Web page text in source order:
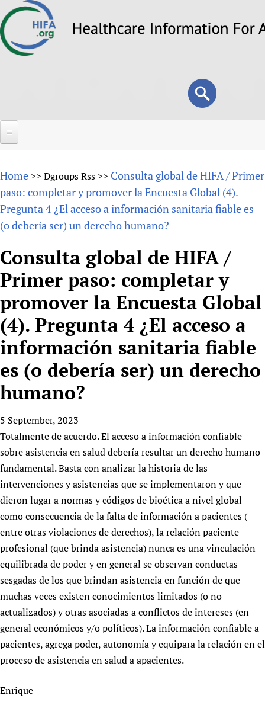
to
Search
form
Search
About
Overview
Why HIFA is needed
Vision and Strategy
HIFA, Universal Health Coverage and Human Rights
HIFA in Official Relations with WHO
Achievements
Testimonials
HIFA Voices database
HIFA & global health CoPs
Publications
Forums
How to use the HIFA forums
CHIFA (child health and rights)
HIFA-French
HIFA-Portuguese
HIFA-Spanish
HIFA-Zambia 2011-2024
New! SPOTLIGHTS
Evidence-informed policy
mHealth
Open access
Substance use disorders
*Sponsorship opportunities
Citizens, Parents and Children
Evidence-Informed Policy and Practice
Library and Information Services
Community Health Workers
Multilingualism
Prescribers and users of medicines
Evaluating Impact
Mobile HIFA (mHIFA)
*Completed projects
Access to Health Research
Astana Declaration+
Communicating health research
COVID-19
Essential Health Services and COVID-19
Family Planning
Health Partnerships
Learning for Quality Health Services
Newborn Care
People
Country representatives
List view
Fundraising Working Group
Main Steering Group
Members
Partnerships and Projects
Social Media Working Group
Staff
Volunteers
Support
Collaborate
Contact us
Donate
HIFA Appeal
How you can help
Link to us
Partners
Supporting Organisations
List view
News
News
Forum Messages
Join
Join HIFA
Join CHIFA (child health and rights)
Junte-se ao HIFA-Portuguese
Rejoignez HIFA-Français
Únase a HIFA-Español
Home >> Dgroups Rss >> Consulta global de HIFA / Primer
paso: completar y promover la Encuesta Global (4).
Pregunta 4 ¿El acceso a información sanitaria fiable es
(o debería ser) un derecho humano?
Consulta global de HIFA /
Primer paso: completar y
promover la Encuesta Global
(4). Pregunta 4 ¿El acceso a
información sanitaria fiable
es (o debería ser) un derecho
humano?
5 September, 2023
Totalmente de acuerdo. El acceso a información confiable
sobre asistencia en salud debería resultar un derecho humano
fundamental. Basta con analizar la historia de las
intervenciones y asistencias que se implementaron y que
dieron lugar a normas y códigos de bioética a nivel global
como consecuencia de la falta de información a pacientes (
entre otras violaciones de derechos), la relación paciente -
profesional (que brinda asistencia) nunca es una vinculación
equilibrada de poder y en general se observan conductas
sesgadas de los que brindan asistencia en función de que
muchas veces existen conocimientos limitados (o no
actualizados) y otras asociadas a conflictos de intereses (en
general económicos y/o políticos). La información confiable a
pacientes, agrega poder, autonomía y equipara la relación en el
proceso de asistencia en salud a apacientes.
Enrique